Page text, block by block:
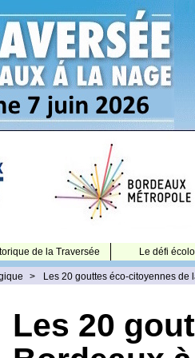
de la Traversée Le défi
> Les 20 gouttes éco-citoyennes
Les 20